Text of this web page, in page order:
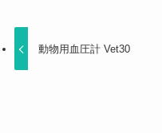
動物用血圧計 Vet30